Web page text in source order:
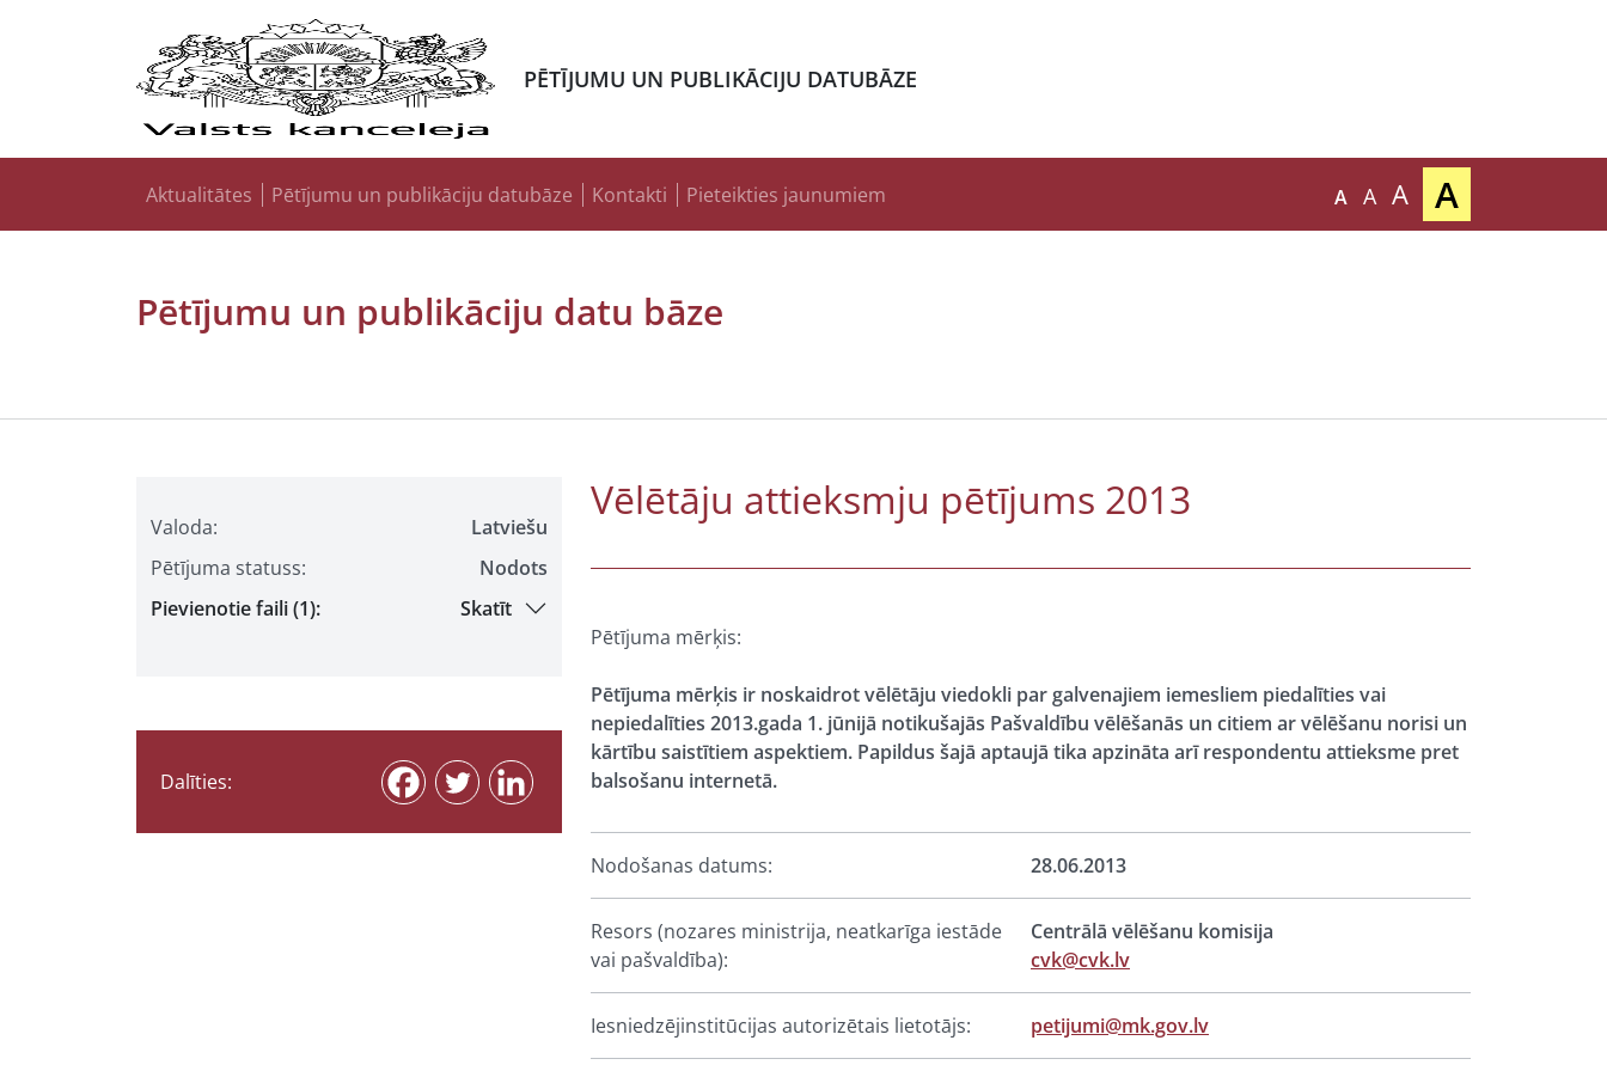
PĒTĪJUMU UN PUBLIKĀCIJU DATUBĀZE
Aktualitātes Pētījumu un publikāciju datubāze Kontakti Pieteikties jaunumiem A A A A
Pētījumu un publikāciju datu bāze
Valoda:
Latviešu
Pētījuma statuss:
Nodots
Pievienotie faili (1):
Skatīt
Dalīties:
Vēlētāju attieksmju pētījums 2013
Pētījuma mērķis:
Pētījuma mērķis ir noskaidrot vēlētāju viedokli par galvenajiem iemesliem piedalīties vai
nepiedalīties 2013.gada 1. jūnijā notikušajās Pašvaldību vēlēšanās un citiem ar vēlēšanu norisi un
kārtību saistītiem aspektiem. Papildus šajā aptaujā tika apzināta arī respondentu attieksme pret
balsošanu internetā.
Nodošanas datums: 28.06.2013
Resors (nozares ministrija, neatkarīga iestāde
vai pašvaldība):
Centrālā vēlēšanu komisija
cvk@cvk.lv
Iesniedzējinstitūcijas autorizētais lietotājs: petijumi@mk.gov.lv